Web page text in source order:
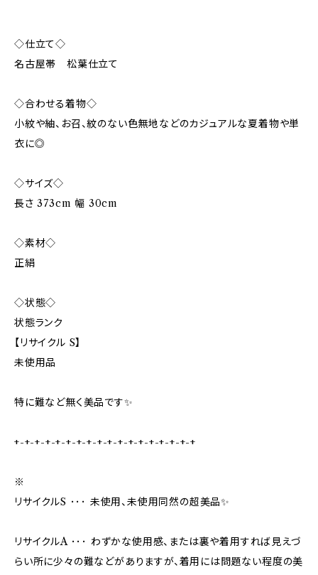
◇仕立て◇
名古屋帯 松葉仕立て
◇合わせる着物◇
小紋や紬、お召、紋のない色無地などのカジュアルな夏着物や単
衣に◎
◇サイズ◇
長さ 373cm 幅 30cm
◇素材◇
正絹
◇状態◇
状態ランク
【リサイクル S】
未使用品
特に難など無く美品です✨️
+-+-+-+-+-+-+-+-+-+-+-+-+-+-+-+-+-+
※
リサイクルS ･･･ 未使用、未使用同然の超美品✨
リサイクルA ･･･ わずかな使用感、または裏や着用すれば見えづ
らい所に少々の難などがありますが、着用には問題ない程度の美